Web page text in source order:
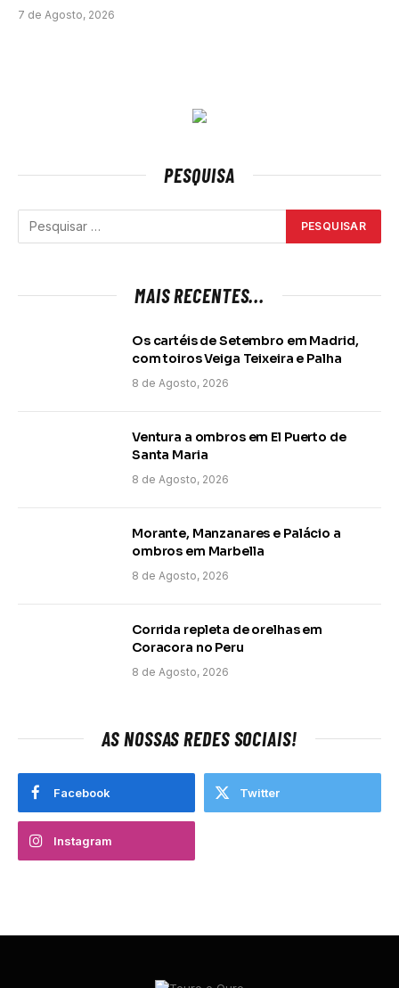
7 de Agosto, 2026
PESQUISA
MAIS RECENTES...
Os cartéis de Setembro em Madrid,
com toiros Veiga Teixeira e Palha
8 de Agosto, 2026
Ventura a ombros em El Puerto de
Santa Maria
8 de Agosto, 2026
Morante, Manzanares e Palácio a
ombros em Marbella
8 de Agosto, 2026
Corrida repleta de orelhas em
Coracora no Peru
8 de Agosto, 2026
AS NOSSAS REDES SOCIAIS!
Facebook Twitter
Instagram